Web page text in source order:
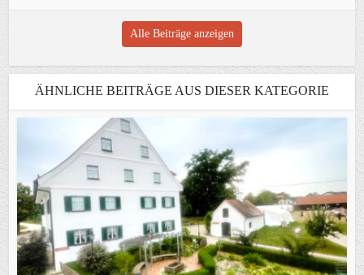
Alle Beiträge anzeigen
ÄHNLICHE BEITRÄGE AUS DIESER KATEGORIE